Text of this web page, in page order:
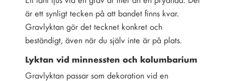
är ett synligt tecken på att bandet finns kvar.
Gravlyktan gör det tecknet konkret och
beständigt, även när du själv inte är på plats.
Lyktan vid minnessten och kolumbarium
Gravlyktan passar som dekoration vid en